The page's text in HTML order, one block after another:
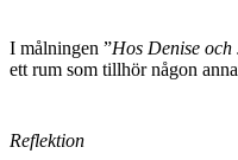
I målningen ”Hos Denise och
ett rum som tillhör någon
Reflektion